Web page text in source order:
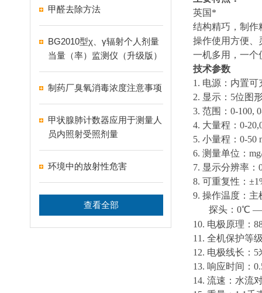
甲醛去除方法
BG2010型χ、γ辐射个人剂量
当量（率）监测仪（升级版）
制药厂臭氧消毒浓度注意事项
甲状腺肺计数器应用于测量人
员内照射受照剂量
环境中的放射性危害
查看全部
英国*
结构精巧，制
操作使用方便、
一机多用，一个
技术参数
1. 电源：内置可
2. 显示：5位图
3. 范围：0-100,
4. 大量程：0-
5. 小量程：0-50
6. 测量单位：
7. 显示分辨率：
8. 可重复性：
9. 操作温度：
探头：0℃
10. 电极原理：
11. 全机保护等
12. 电极线长：
13. 响应时间：
14. 流速：水流